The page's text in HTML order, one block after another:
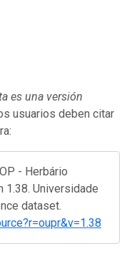
es una versión
usuarios deben citar
- Herbário
Universidade
dataset.